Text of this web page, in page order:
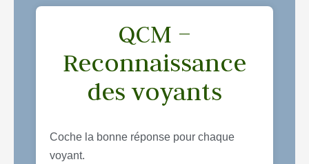
QCM –
Reconnaissance
des voyants
Coche la bonne réponse pour chaque
voyant.